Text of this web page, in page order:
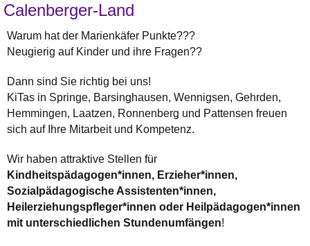
Calenberger-Land
Warum hat der Marienkäfer Punkte???
Neugierig auf Kinder und ihre Fragen??
Dann sind Sie richtig bei uns!
KiTas in Springe, Barsinghausen, Wennigsen, Gehrden,
Hemmingen, Laatzen, Ronnenberg und Pattensen freuen
sich auf Ihre Mitarbeit und Kompetenz.
Wir haben attraktive Stellen für
Kindheitspädagogen*innen, Erzieher*innen,
Sozialpädagogische Assistenten*innen,
Heilerziehungspfleger*innen oder Heilpädagogen*innen
mit unterschiedlichen Stundenumfängen!